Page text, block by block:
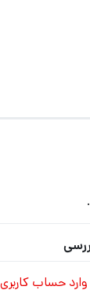
وارد حساب کاربری